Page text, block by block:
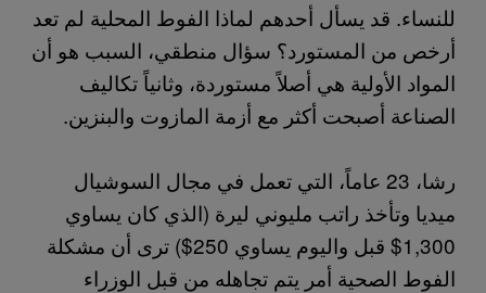
للنساء. قد يسأل أحدهم لماذا الفوط المحلية لم تعد
أرخص من المستورد؟ سؤال منطقي، السبب هو أن
المواد الأولية هي أصلاً مستوردة، وثانياً تكاليف
الصناعة أصبحت أكثر مع أزمة المازوت والبنزين.
رشا، 23 عاماً، التي تعمل في مجال السوشيال
ميديا وتأخذ راتب مليوني ليرة (الذي كان يساوي
1,300$ قبل واليوم يساوي 250$) ترى أن مشكلة
الفوط الصحية أمر يتم تجاهله من قبل الوزراء